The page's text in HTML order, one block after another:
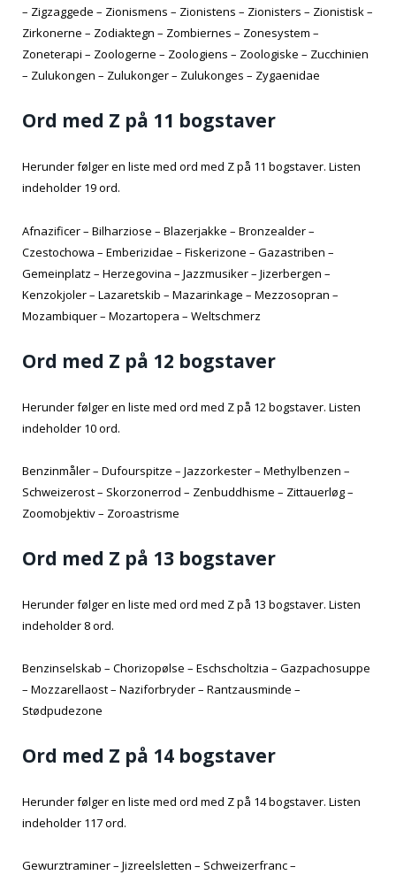
– Zigzaggede – Zionismens – Zionistens – Zionisters – Zionistisk –
Zirkonerne – Zodiaktegn – Zombiernes – Zonesystem –
Zoneterapi – Zoologerne – Zoologiens – Zoologiske – Zucchinien
– Zulukongen – Zulukonger – Zulukonges – Zygaenidae
Ord med Z på 11 bogstaver
Herunder følger en liste med ord med Z på 11 bogstaver. Listen
indeholder 19 ord.
Afnazificer – Bilharziose – Blazerjakke – Bronzealder –
Czestochowa – Emberizidae – Fiskerizone – Gazastriben –
Gemeinplatz – Herzegovina – Jazzmusiker – Jizerbergen –
Kenzokjoler – Lazaretskib – Mazarinkage – Mezzosopran –
Mozambiquer – Mozartopera – Weltschmerz
Ord med Z på 12 bogstaver
Herunder følger en liste med ord med Z på 12 bogstaver. Listen
indeholder 10 ord.
Benzinmåler – Dufourspitze – Jazzorkester – Methylbenzen –
Schweizerost – Skorzonerrod – Zenbuddhisme – Zittauerløg –
Zoomobjektiv – Zoroastrisme
Ord med Z på 13 bogstaver
Herunder følger en liste med ord med Z på 13 bogstaver. Listen
indeholder 8 ord.
Benzinselskab – Chorizopølse – Eschscholtzia – Gazpachosuppe
– Mozzarellaost – Naziforbryder – Rantzausminde –
Stødpudezone
Ord med Z på 14 bogstaver
Herunder følger en liste med ord med Z på 14 bogstaver. Listen
indeholder 117 ord.
Gewurztraminer – Jizreelsletten – Schweizerfranc –